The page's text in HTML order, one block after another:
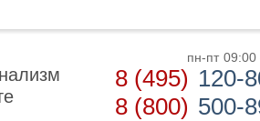
пн-пт 09:00
8 (495) 120-
8 (800) 500-